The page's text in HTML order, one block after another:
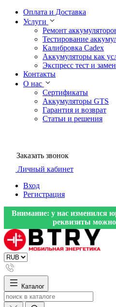
Оплата и Доставка
Услуги
Ремонт
Тестирование
Калибровка Cadex
Аккумуляторы как
Экспресс тест и
Контакты
О нас
Сертификаты
Аккумуляторы GTS
Гарантия и возврат
Статьи и решения
Заказать звонок
Личный кабинет
Вход
Регистрация
Внимание: у нас изменился
реквизиты можно
Каталог